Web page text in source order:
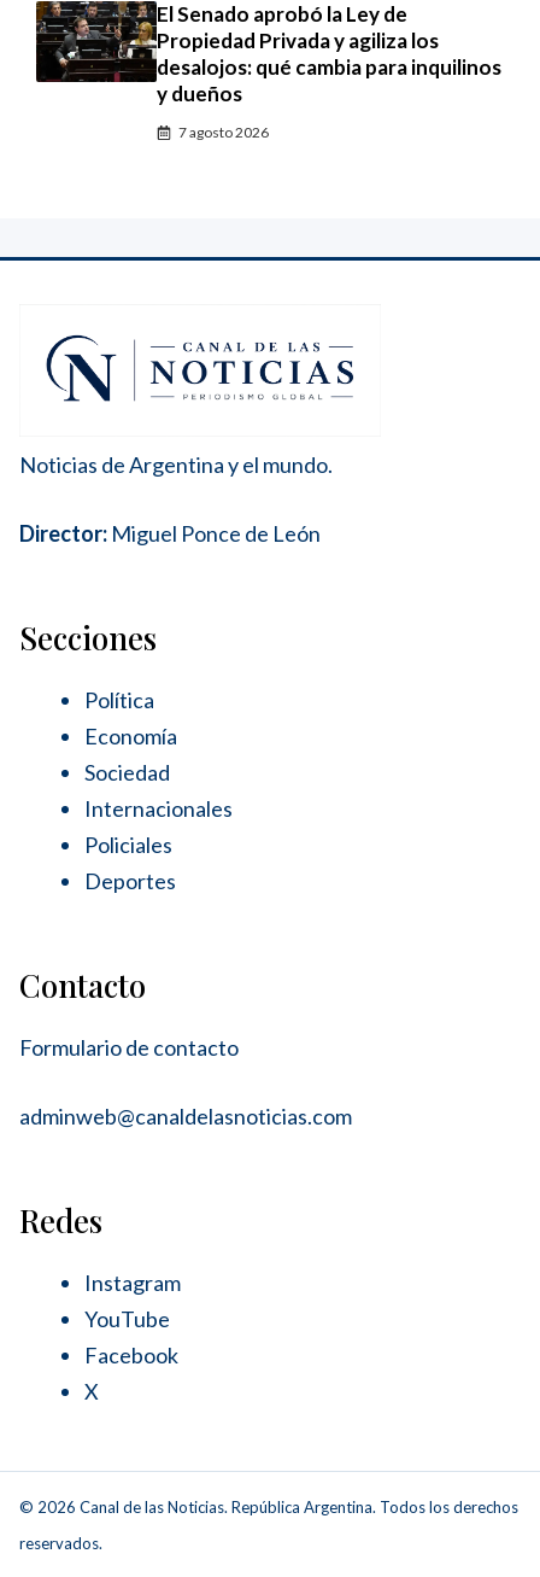
El Senado aprobó la Ley de
Propiedad Privada y agiliza los
desalojos: qué cambia para inquilinos
y dueños
7 agosto 2026
Noticias de Argentina y el mundo.
Director: Miguel Ponce de León
Secciones
Política
Economía
Sociedad
Internacionales
Policiales
Deportes
Contacto
Formulario de contacto
adminweb@canaldelasnoticias.com
Redes
Instagram
YouTube
Facebook
X
© 2026 Canal de las Noticias. República Argentina. Todos los derechos
reservados.